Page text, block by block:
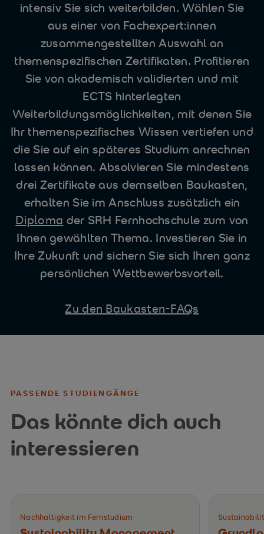
intensiv Sie sich weiterbilden. Wählen Sie
aus einer von Fachexpert:innen
zusammengestellten Auswahl an
themenspezifischen Zertifikaten. Profitieren
Sie von akademisch validierten und mit
ECTS hinterlegten
Weiterbildungsmöglichkeiten, mit denen Sie
Ihr themenspezifisches Wissen vertiefen und
die Sie auf ein späteres Studium anrechnen
lassen können. Absolvieren Sie mindestens
drei Zertifikate aus demselben Baukasten,
erhalten Sie im Anschluss zusätzlich ein
Diploma der SRH Fernhochschule zum von
Ihnen gewählten Thema. Investieren Sie in
Ihre Zukunft und sichern Sie sich Ihren ganz
persönlichen Wettbewerbsvorteil.
Zu den Baukasten-FAQs
PASSENDE STUDIENGÄNGE
Das könnte dich auch
interessieren
Nachhaltigkeit im Fernstudium